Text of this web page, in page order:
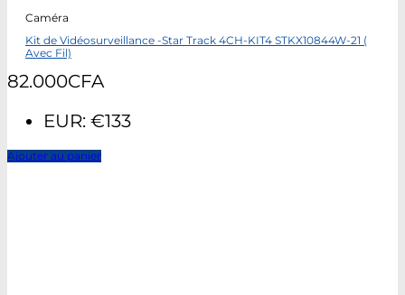
Caméra
Kit de Vidéosurveillance -Star Track 4CH-KIT4 STKX10844W-21 (
Avec Fil)
82.000CFA
EUR: €133
Ajouter au panier